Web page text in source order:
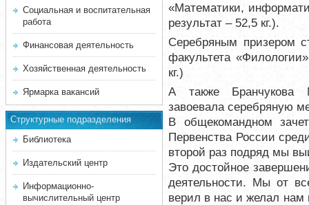
Социальная и воспитательная
работа
Финансовая деятельность
Хозяйственная деятельность
Ярмарка вакансий
Структурные подразделения
Библиотека
Издательский центр
Информационно-
вычислительный центр
«Математики,
результат – 52,5 кг.).
Серебряным призером
факультета
кг.)
А также Бранчукова
завоевала серебряную
В общекомандном
Первенства России
второй раз подряд мы
Это достойное
деятельности. Мы от
верил в нас и желал